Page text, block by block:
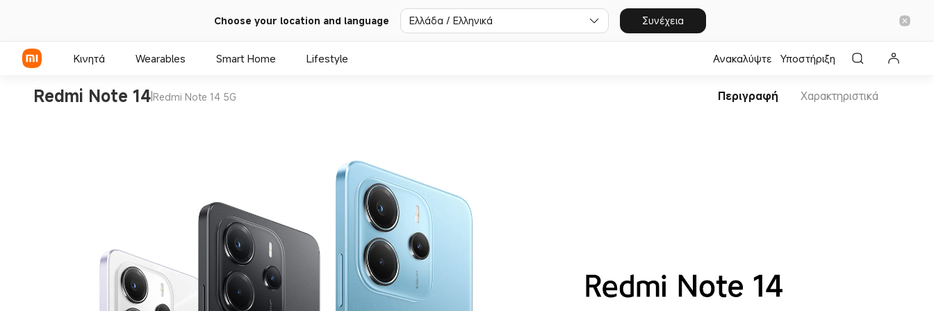
Choose your location and language Ελλάδα / Ελληνικά Συνέχεια
Κινητά Wearables Smart Home Lifestyle Ανακαλύψτε Υποστήριξη
Redmi Note 14|Redmi Note 14 5G Περιγραφή Χαρακτηριστικά